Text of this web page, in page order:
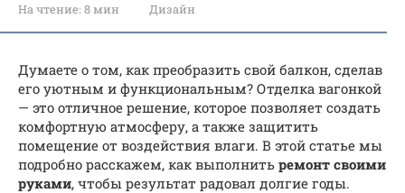
На чтение: 8 мин Дизайн
Думаете о том, как преобразить свой балкон, сделав
его уютным и функциональным? Отделка вагонкой
— это отличное решение, которое позволяет создать
комфортную атмосферу, а также защитить
помещение от воздействия влаги. В этой статье мы
подробно расскажем, как выполнить ремонт своими
руками, чтобы результат радовал долгие годы.